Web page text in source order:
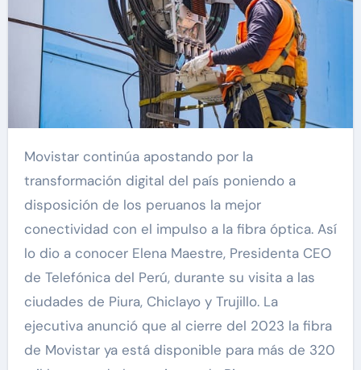
Movistar continúa apostando por la
transformación digital del país poniendo a
disposición de los peruanos la mejor
conectividad con el impulso a la fibra óptica. Así
lo dio a conocer Elena Maestre, Presidenta CEO
de Telefónica del Perú, durante su visita a las
ciudades de Piura, Chiclayo y Trujillo. La
ejecutiva anunció que al cierre del 2023 la fibra
de Movistar ya está disponible para más de 320